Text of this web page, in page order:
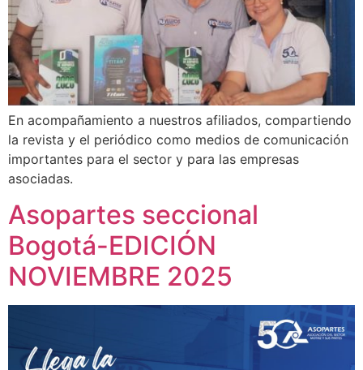
En acompañamiento a nuestros afiliados, compartiendo
la revista y el periódico como medios de comunicación
importantes para el sector y para las empresas
asociadas.
Asopartes seccional
Bogotá-EDICIÓN
NOVIEMBRE 2025